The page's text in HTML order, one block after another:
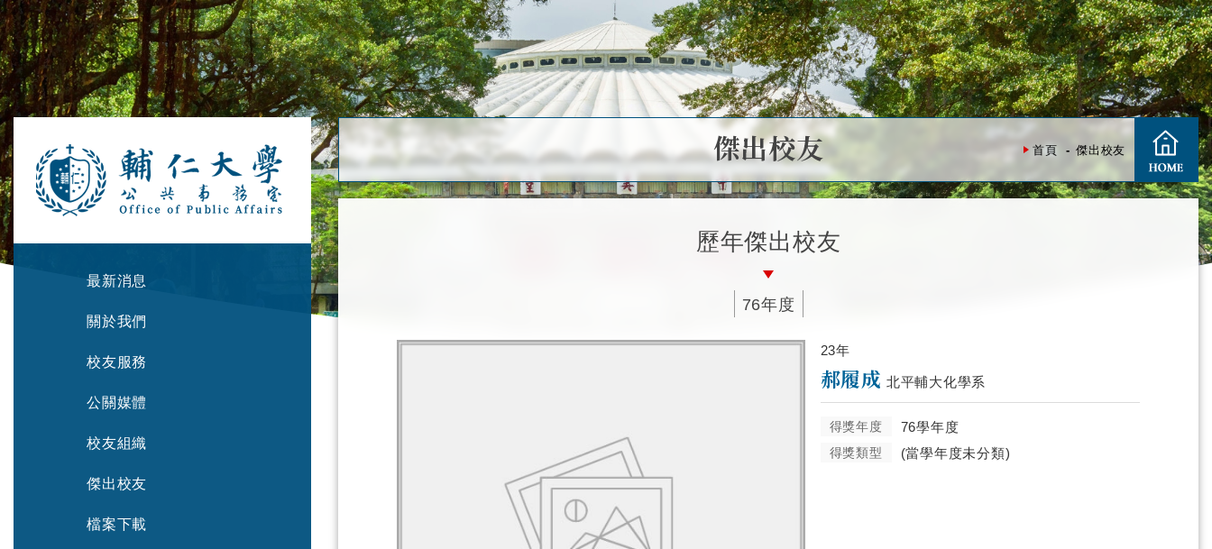
最新消息
關於我們
校友服務
公關媒體
校友組織
傑出校友
檔案下載
首頁 傑出校友
傑出校友
歷年傑出校友
76年度
23年
郝履成 北平輔大化學系
得獎年度 76學年度
得獎類型 (當學年度未分類)